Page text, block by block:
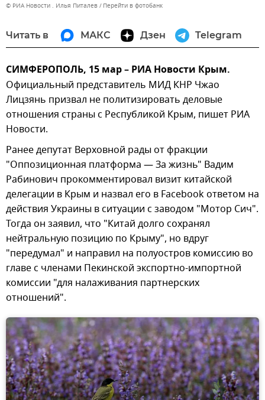
© РИА Новости . Илья Питалев Перейти в фотобанк
Читать в МАКС Дзен Telegram
СИМФЕРОПОЛЬ, 15 мар – РИА Новости Крым.
Официальный представитель МИД КНР Чжао
Лицзянь призвал не политизировать деловые
отношения страны с Республикой Крым, пишет РИА
Новости.
Ранее депутат Верховной рады от фракции
"Оппозиционная платформа — За жизнь" Вадим
Рабинович прокомментировал визит китайской
делегации в Крым и назвал его в Facebook ответом на
действия Украины в ситуации с заводом "Мотор Сич".
Тогда он заявил, что "Китай долго сохранял
нейтральную позицию по Крыму", но вдруг
"передумал" и направил на полуостров комиссию во
главе с членами Пекинской экспортно-импортной
комиссии "для налаживания партнерских
отношений".